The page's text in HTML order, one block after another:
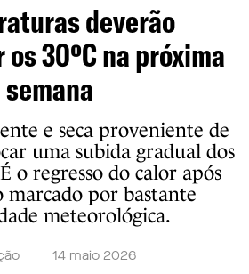
deverão
30ºC na próxima
semana
e seca proveniente de
uma subida gradual dos
o regresso do calor após
por bastante
meteorológica.
14 maio 2026